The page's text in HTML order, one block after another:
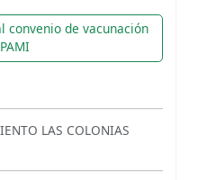
convenio de vacunación
PAMI
LAS COLONIAS